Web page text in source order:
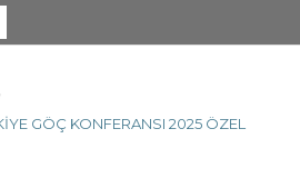
GÖÇ KONFERANSI 2025 ÖZEL